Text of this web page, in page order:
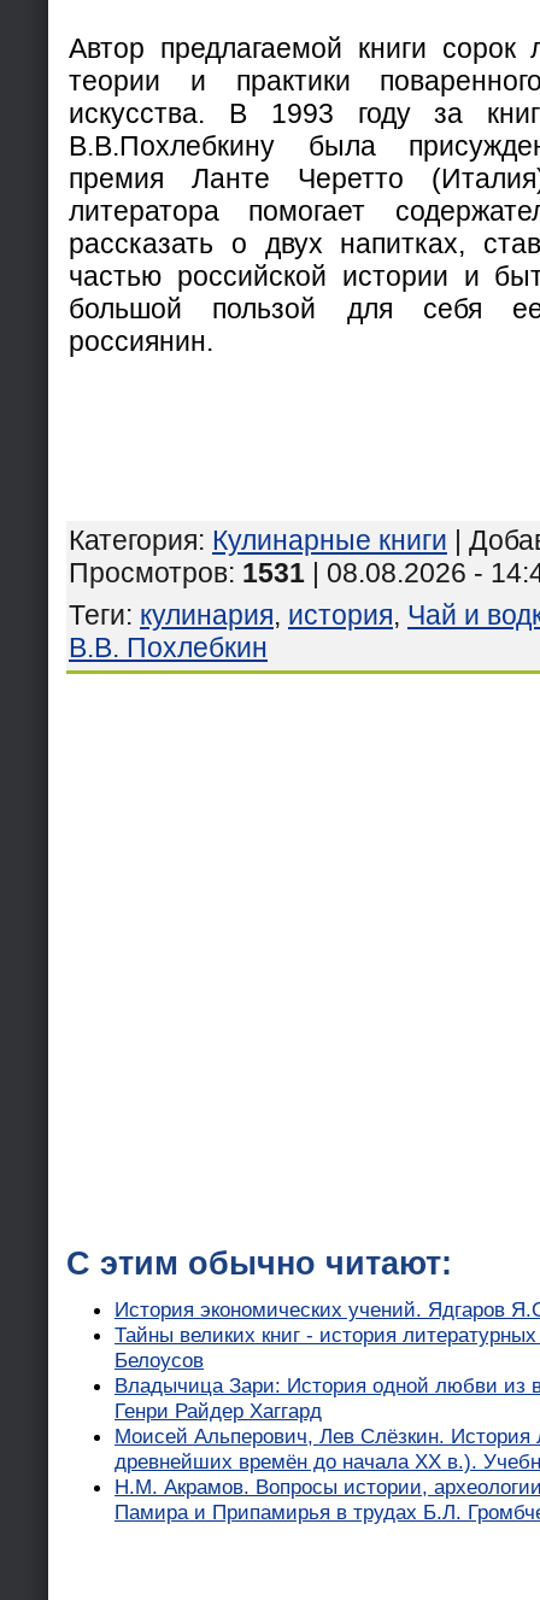
Автор предлагаемой книги сорок
теории и практики
искусства. В 1993 году за
В.В.Похлебкину была
премия Ланте Черетто
литератора помогает
рассказать о двух напитках,
частью российской истории и
большой пользой для себя
россиянин.
Категория: Кулинарные книги |
Просмотров: 1531 | 08.08.2026 -
Теги: кулинария, история, Чай и
В.В. Похлебкин
С этим обычно читают:
История экономических учений. Ядгаров
Тайны великих книг - история
Белоусов
Владычица Зари: История одной любви из
Генри Райдер Хаггард
Моисей Альперович, Лев Слёзкин. История
древнейших времён до начала XX в.).
Н.М. Акрамов. Вопросы истории,
Памира и Припамирья в трудах Б.Л.